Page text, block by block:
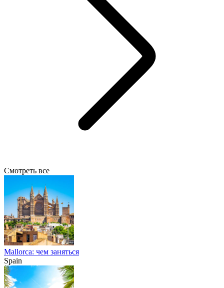
Смотреть все
Mallorca: чем заняться
Spain